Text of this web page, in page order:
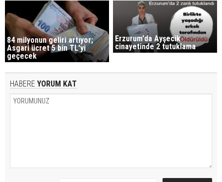
84 milyonun geliri artıyor;
Asgari ücret 5 bin TL'yi
geçecek
Erzurum'da Ayşecik
cinayetinde 2 tutuklama
HABERE YORUM KAT